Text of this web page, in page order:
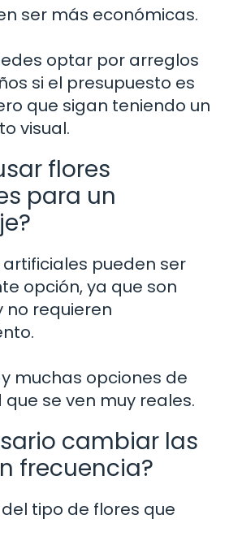
ser más económicas.
optar por arreglos
si el presupuesto es
que sigan teniendo un
visual.
flores
para un
artificiales pueden ser
opción, ya que son
no requieren
muchas opciones de
se ven muy reales.
cambiar las
frecuencia?
tipo de flores que